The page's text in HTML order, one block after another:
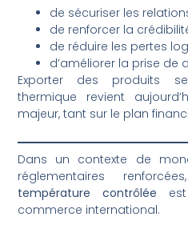
de sécuriser les
de renforcer la
de réduire les pertes
d’améliorer la prise de
Exporter des produits
thermique revient
majeur, tant sur le plan
Dans un contexte de
réglementaires
température contrôlée
commerce international.